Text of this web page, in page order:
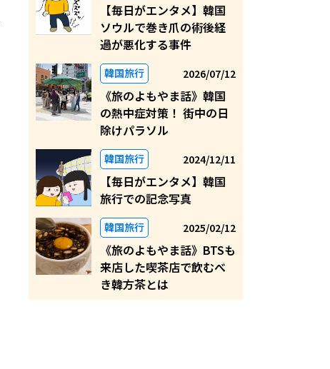
【毎日がエンタメ】韓国
ソウルで巻き爪の術後経
過が悪化する事件
韓国旅行 2026/07/12
《旅のよもやま話》韓国
の熱中症対策！ 街中の日
除けパラソル
韓国旅行 2024/12/11
【毎日がエンタメ】韓国
旅行での記念写真
韓国旅行 2025/02/12
《旅のよもやま話》BTSも
来店した喫茶店で飲むべ
き韓方茶とは